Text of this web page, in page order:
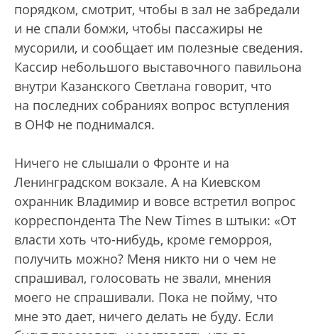
порядком, смотрит, чтобы в зал не забредали
и не спали бомжи, чтобы пассажиры не
мусорили, и сообщает им полезные сведения.
Кассир небольшого выставочного павильона
внутри Казанского Светлана говорит, что
на последних собраниях вопрос вступления
в ОНФ не поднимался.
Ничего не слышали о Фронте и на
Ленинградском вокзале. А на Киевском
охранник Владимир и вовсе встретил вопрос
корреспондента The New Times в штыки: «От
власти хоть что-нибудь, кроме геморроя,
получить можно? Меня никто ни о чем не
спрашивал, голосовать не звали, мнения
моего не спрашивали. Пока не пойму, что
мне это дает, ничего делать не буду. Если